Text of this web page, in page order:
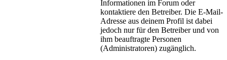
Informationen im Forum oder
kontaktiere den Betreiber. Die E-Mail-
Adresse aus deinem Profil ist dabei
jedoch nur für den Betreiber und von
ihm beauftragte Personen
(Administratoren) zugänglich.